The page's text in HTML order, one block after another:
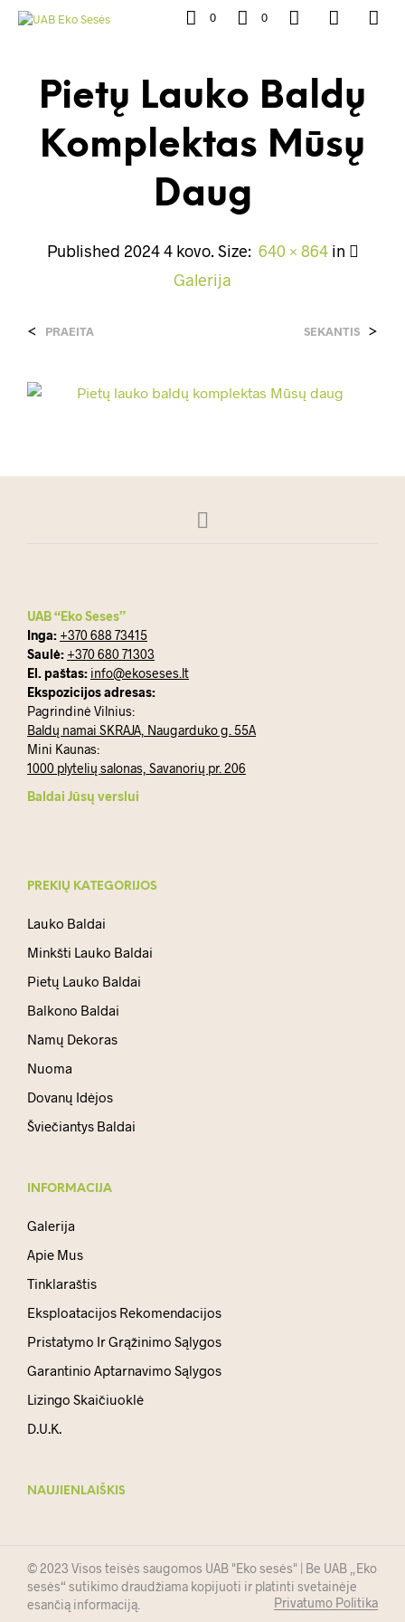
0 0
Pietų Lauko Baldų
Komplektas Mūsų
Daug
Published 2024 4 kovo. Size: 640 × 864in
Galerija
< PRAEITA SEKANTIS >
UAB “Eko Seses”
Inga: +370 688 73415
Saulė: +370 680 71303
El. paštas: info@ekoseses.lt
Ekspozicijos adresas:
Pagrindinė Vilnius:
Baldų namai SKRAJA, Naugarduko g. 55A
Mini Kaunas:
1000 plytelių salonas, Savanorių pr. 206
Baldai Jūsų verslui
PREKIŲ KATEGORIJOS
Lauko Baldai
Minkšti Lauko Baldai
Pietų Lauko Baldai
Balkono Baldai
Namų Dekoras
Nuoma
Dovanų Idėjos
Šviečiantys Baldai
INFORMACIJA
Galerija
Apie Mus
Tinklaraštis
Eksploatacijos Rekomendacijos
Pristatymo Ir Grąžinimo Sąlygos
Garantinio Aptarnavimo Sąlygos
Lizingo Skaičiuoklė
D.U.K.
NAUJIENLAIŠKIS
© 2023 Visos teisės saugomos UAB "Eko sesės" | Be UAB „Eko
sesės“ sutikimo draudžiama kopijuoti ir platinti svetainėje
esančią informaciją.
Privatumo Politika